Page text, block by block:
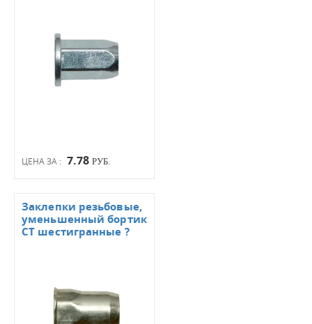
ЦЕНА ЗА : 7.78 РУБ.
Заклепки резьбовые,
уменьшенный бортик
СТ шестигранные ?